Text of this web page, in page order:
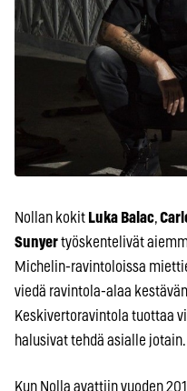
Nollan kokit Luka Balac,
Sunyertyöskentelivät
Michelin­-ravintoloissa
viedä ravintola­-alaa
Keskivertoravintola tuottaa
halusivat tehdä asialle jotain.
Kun Nolla avattiin vuoden